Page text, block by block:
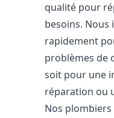
qualité pour
besoins. Nous
rapidement
problèmes de
soit pour une
réparation ou
Nos